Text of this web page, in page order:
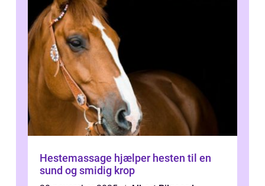
Hestemassage hjælper hesten til en
sund og smidig krop